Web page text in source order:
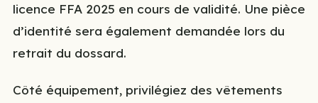
licence FFA 2025 en cours de validité. Une pièce
d’identité sera également demandée lors du
retrait du dossard.
Côté équipement, privilégiez des vêtements